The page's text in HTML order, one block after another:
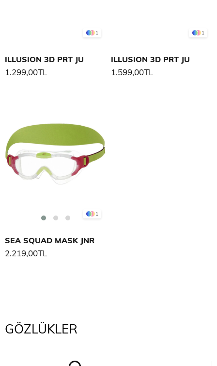
1
ILLUSION 3D PRT JU
1.299,00TL
1
ILLUSION 3D PRT JU
1.599,00TL
1
SEA SQUAD MASK JNR
2.219,00TL
GÖZLÜKLER